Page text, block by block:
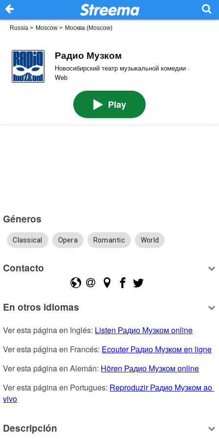
Russia > Moscow > Москва (Moscow)
Радио Музком
Новосибирский театр музыкальной комедии ·
Web
Play
Géneros
Classical Opera Romantic World
Contacto
En otros idiomas
Ver esta página en Inglés: Listen Радио Музком online
Ver esta página en Francés: Ecouter Радио Музком en ligne
Ver esta página en Alemán: Hören Радио Музком online
Ver esta página en Portugues: Reproduzir Радио Музком ao
vivo
Descripción